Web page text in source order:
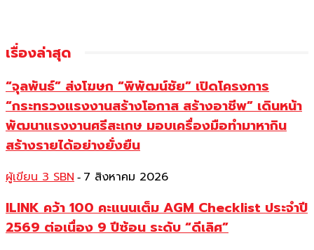
เรื่องล่าสุด
“จุลพันธ์” ส่งโฆษก “พิพัฒน์ชัย” เปิดโครงการ
“กระทรวงแรงงานสร้างโอกาส สร้างอาชีพ” เดินหน้า
พัฒนาแรงงานศรีสะเกษ มอบเครื่องมือทำมาหากิน
สร้างรายได้อย่างยั่งยืน
ผู้เขียน 3 SBN - 7 สิงหาคม 2026
ILINK คว้า 100 คะแนนเต็ม AGM Checklist ประจำปี
2569 ต่อเนื่อง 9 ปีซ้อน ระดับ “ดีเลิศ”